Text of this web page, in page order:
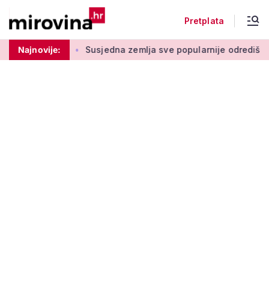
Pretplata
Najnovije:
stupu Susjedna zemlja sve popularnije odredište